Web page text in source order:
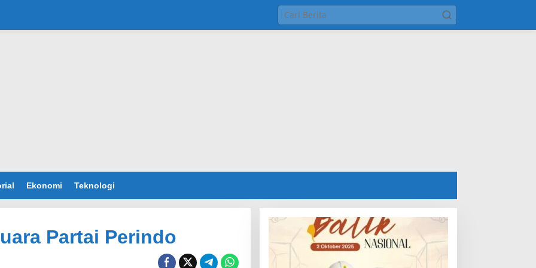
Ekonomi Teknologi
Partai Perindo